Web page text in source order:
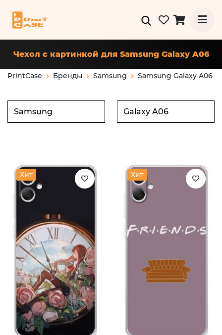
Чехол с картинкой для Samsung Galaxy A06
PrintCase Бренды Samsung Samsung Galaxy A06
Хит Хит